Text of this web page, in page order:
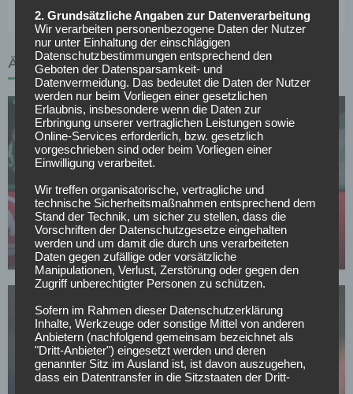
ÄHNLICHE ARTIKEL
BAYER 04 LEVERKUSEN
Leverkusen: Weitere Top-Verstärkung aus der La
Liga?
03.05.2026
BAYER 04 LEVERKUSEN
2. Grundsätzliche Angaben zur Datenverarbeitung
Wir verarbeiten personenbezogene Daten der Nutzer
nur unter Einhaltung der einschlägigen
Datenschutzbestimmungen entsprechend den
Geboten der Datensparsamkeit- und
Datenvermeidung. Das bedeutet die Daten der Nutzer
werden nur beim Vorliegen einer gesetzlichen
Erlaubnis, insbesondere wenn die Daten zur
Erbringung unserer vertraglichen Leistungen sowie
Online-Services erforderlich, bzw. gesetzlich
vorgeschrieben sind oder beim Vorliegen einer
Einwilligung verarbeitet.
Wir treffen organisatorische, vertragliche und
technische Sicherheitsmaßnahmen entsprechend dem
Stand der Technik, um sicher zu stellen, dass die
Vorschriften der Datenschutzgesetze eingehalten
werden und um damit die durch uns verarbeiteten
Daten gegen zufällige oder vorsätzliche
Manipulationen, Verlust, Zerstörung oder gegen den
Zugriff unberechtigter Personen zu schützen.
Sofern im Rahmen dieser Datenschutzerklärung
Inhalte, Werkzeuge oder sonstige Mittel von anderen
Anbietern (nachfolgend gemeinsam bezeichnet als
"Dritt-Anbieter") eingesetzt werden und deren
genannter Sitz im Ausland ist, ist davon auszugehen,
dass ein Datentransfer in die Sitzstaaten der Dritt-